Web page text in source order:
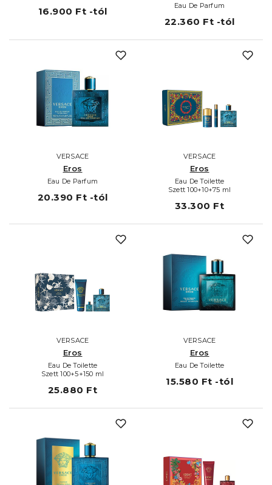
16.900 Ft -tól Eau De Parfum
22.360 Ft -tól
VERSACE
Eros
Eau De Parfum
20.390 Ft -tól
VERSACE
Eros
Eau De Toilette
Szett 100+10+75 ml
33.300 Ft
VERSACE
Eros
Eau De Toilette
Szett 100+5+150 ml
25.880 Ft
VERSACE
Eros
Eau De Toilette
15.580 Ft -tól